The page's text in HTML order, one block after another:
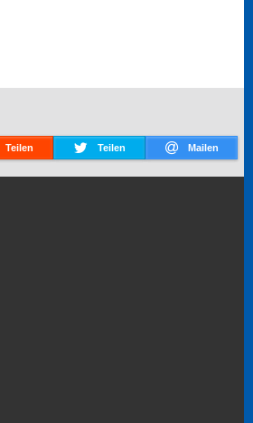
Teilen Teilen Mailen